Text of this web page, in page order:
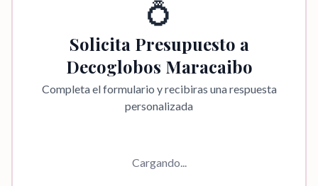
💍
Solicita Presupuesto a
Decoglobos Maracaibo
Completa el formulario y recibiras una respuesta
personalizada
Cargando...